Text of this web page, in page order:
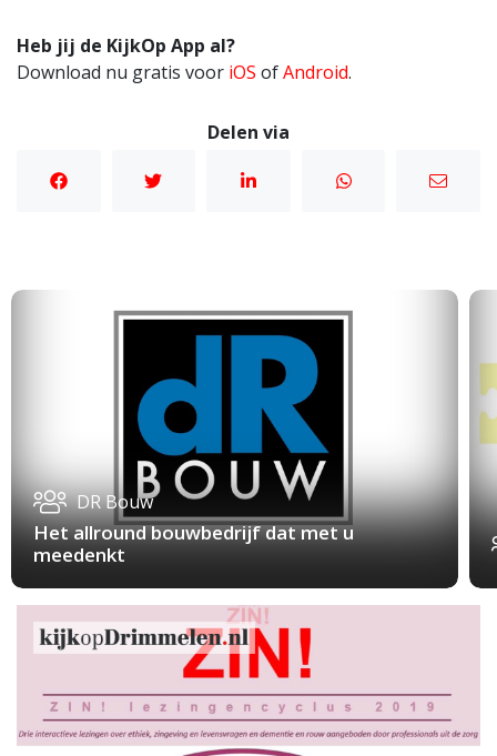
Heb jij de KijkOp App al?
Download nu gratis voor iOS ofAndroid.
Delen via
DR Bouw
Het allround bouwbedrijf dat met u
meedenkt